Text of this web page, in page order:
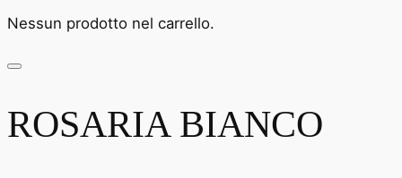
Nessun prodotto nel carrello.
ROSARIA BIANCO